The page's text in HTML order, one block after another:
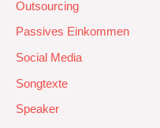
Outsourcing
Passives Einkommen
Social Media
Songtexte
Speaker